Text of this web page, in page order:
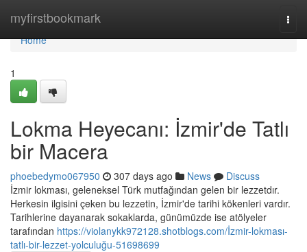
myfirstbookmark
Home
Home
1
Lokma Heyecanı: İzmir'de Tatlı
bir Macera
phoebedymo067950 307 days ago News
Discuss
İzmir lokması, geleneksel Türk mutfağından gelen bir lezzetdır.
Herkesin ilgisini çeken bu lezzetin, İzmir'de tarihi kökenleri vardır.
Tarihlerine dayanarak sokaklarda, günümüzde ise atölyeler
tarafından https://violanykk972128.shotblogs.com/İzmir-lokması-
tatlı-bir-lezzet-yolculuğu-51698699